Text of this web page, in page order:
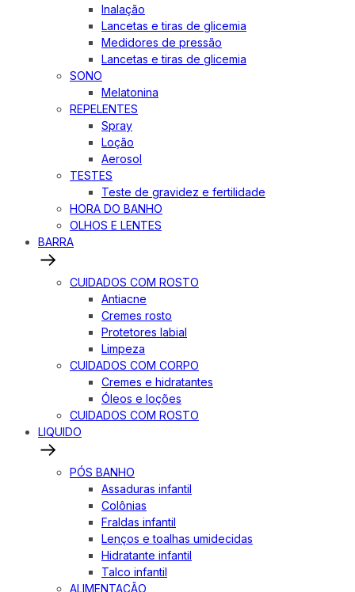
Inalação
Lancetas e tiras de glicemia
Medidores de pressão
Lancetas e tiras de glicemia
SONO
Melatonina
REPELENTES
Spray
Loção
Aerosol
TESTES
Teste de gravidez e fertilidade
HORA DO BANHO
OLHOS E LENTES
BARRA
CUIDADOS COM ROSTO
Antiacne
Cremes rosto
Protetores labial
Limpeza
CUIDADOS COM CORPO
Cremes e hidratantes
Óleos e loções
CUIDADOS COM ROSTO
LIQUIDO
PÓS BANHO
Assaduras infantil
Colônias
Fraldas infantil
Lenços e toalhas umidecidas
Hidratante infantil
Talco infantil
ALIMENTAÇÃO